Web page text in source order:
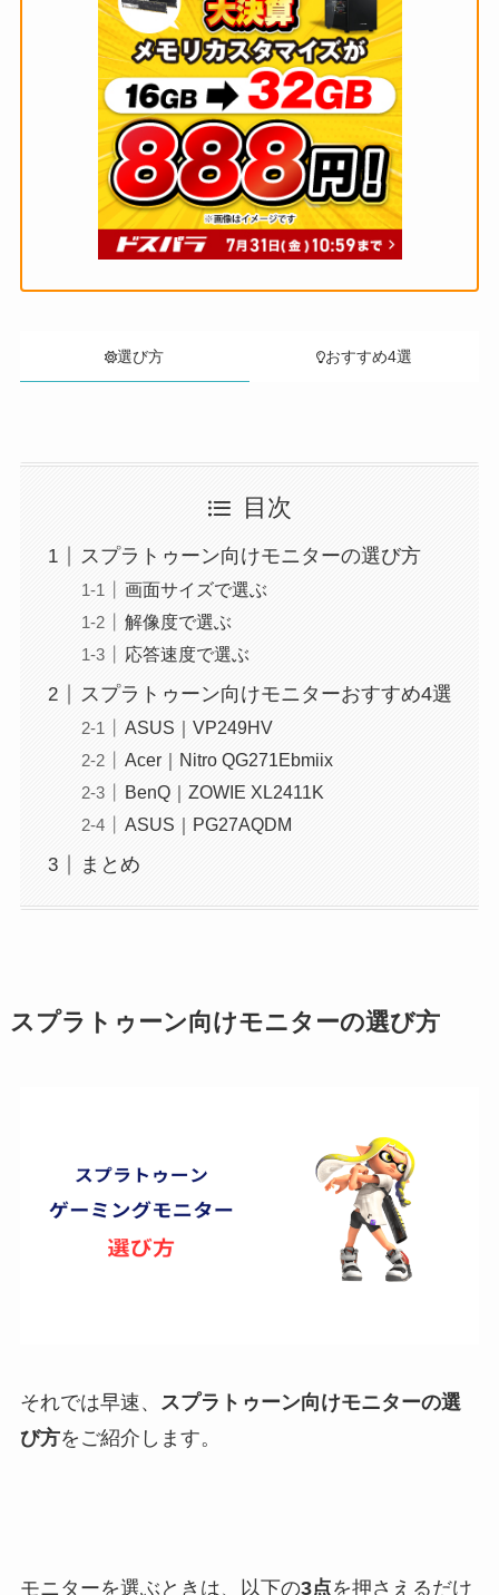
選び方 おすすめ4選
目次
スプラトゥーン向けモニターの選び方
画面サイズで選ぶ
解像度で選ぶ
応答速度で選ぶ
スプラトゥーン向けモニターおすすめ4選
ASUS｜VP249HV
Acer｜Nitro QG271Ebmiix
BenQ｜ZOWIE XL2411K
ASUS｜PG27AQDM
まとめ
スプラトゥーン向けモニターの選び方
それでは早速、 スプラトゥーン向けモニターの選
び方をご紹介します。
モニターを選ぶときは、以下の3点を押さえるだけ